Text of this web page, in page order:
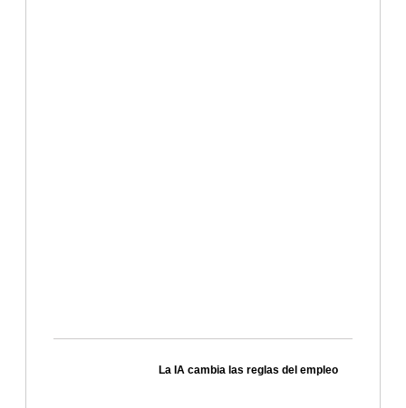
La IA cambia las reglas del empleo